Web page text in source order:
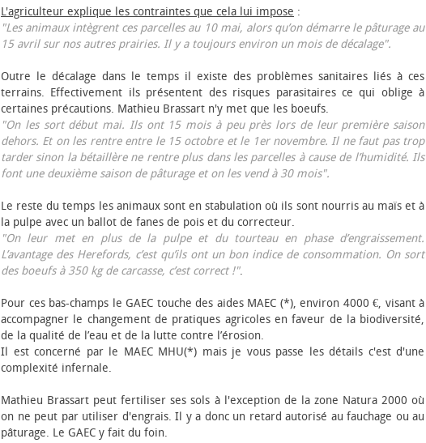
L'agriculteur explique les contraintes que cela lui impose :
"Les animaux intègrent ces parcelles au 10 mai, alors qu’on démarre le pâturage au
15 avril sur nos autres prairies. Il y a toujours environ un mois de décalage".
Outre le décalage dans le temps il existe des problèmes sanitaires liés à ces
terrains. Effectivement ils présentent des risques parasitaires ce qui oblige à
certaines précautions. Mathieu Brassart n'y met que les bœufs.
"On les sort début mai. Ils ont 15 mois à peu près lors de leur première saison
dehors. Et on les rentre entre le 15 octobre et le 1er novembre. Il ne faut pas trop
tarder sinon la bétaillère ne rentre plus dans les parcelles à cause de l’humidité. Ils
font une deuxième saison de pâturage et on les vend à 30 mois".
Le reste du temps les animaux sont en stabulation où ils sont nourris au maïs et à
la pulpe avec un ballot de fanes de pois et du correcteur.
"On leur met en plus de la pulpe et du tourteau en phase d’engraissement.
L’avantage des Herefords, c’est qu’ils ont un bon indice de consommation. On sort
des bœufs à 350 kg de carcasse, c’est correct !".
Pour ces bas-champs le GAEC touche des aides MAEC (*), environ 4000 €, visant à
accompagner le changement de pratiques agricoles en faveur de la biodiversité,
de la qualité de l’eau et de la lutte contre l’érosion.
Il est concerné par le MAEC MHU(*) mais je vous passe les détails c'est d'une
complexité infernale.
Mathieu Brassart peut fertiliser ses sols à l'exception de la zone Natura 2000 où
on ne peut par utiliser d'engrais. Il y a donc un retard autorisé au fauchage ou au
pâturage. Le GAEC y fait du foin.